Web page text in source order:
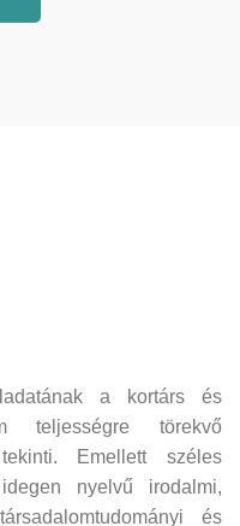
a kortárs és
teljességre törekvő
Emellett széles
nyelvű irodalmi,
és